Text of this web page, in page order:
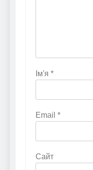
Ім'я *
Email *
Сайт